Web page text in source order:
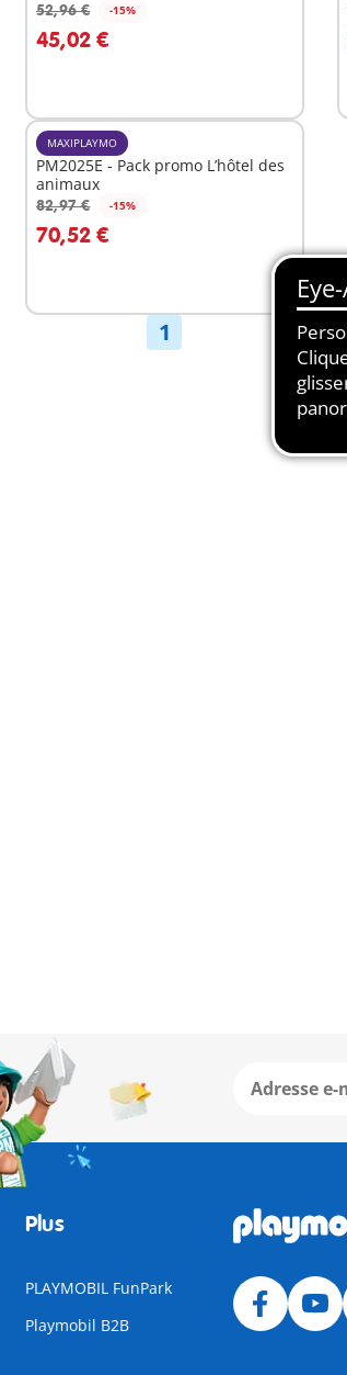
52,96 € -15%
45,02 €
MAXIPLAYMO
PM2025E - Pack promo L’hôtel des
animaux
82,97 € -15%
70,52 €
1
Plus
PLAYMOBIL FunPark
Playmobil B2B